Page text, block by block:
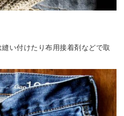
い付けたり布用接着剤などで取